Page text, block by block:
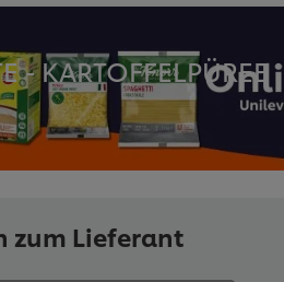
- KARTOFFELPÜREE
zum Lieferant